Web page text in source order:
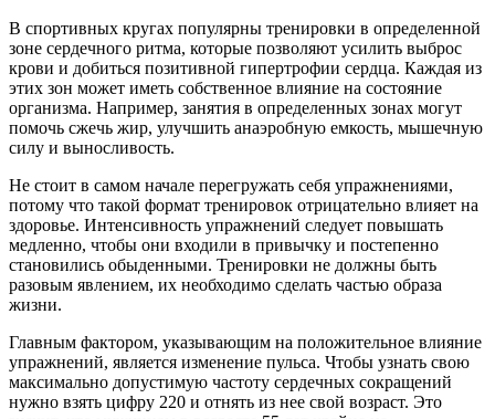
В спортивных кругах популярны тренировки в определенной
зоне сердечного ритма, которые позволяют усилить выброс
крови и добиться позитивной гипертрофии сердца. Каждая из
этих зон может иметь собственное влияние на состояние
организма. Например, занятия в определенных зонах могут
помочь сжечь жир, улучшить анаэробную емкость, мышечную
силу и выносливость.
Не стоит в самом начале перегружать себя упражнениями,
потому что такой формат тренировок отрицательно влияет на
здоровье. Интенсивность упражнений следует повышать
медленно, чтобы они входили в привычку и постепенно
становились обыденными. Тренировки не должны быть
разовым явлением, их необходимо сделать частью образа
жизни.
Главным фактором, указывающим на положительное влияние
упражнений, является изменение пульса. Чтобы узнать свою
максимально допустимую частоту сердечных сокращений
нужно взять цифру 220 и отнять из нее свой возраст. Это